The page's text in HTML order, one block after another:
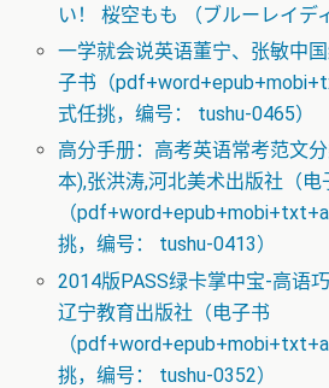
い！ 桜空もも （ブルーレイデ
一学就会说英语董宁、张敏中
子书（
式任挑，编号： tushu-0465）
高分手册：高考英语常考范文
本),张洪涛,河北美术出版社（电
（
挑，编号： tushu-0413）
2014版PASS绿卡掌中宝-高语
辽宁教育出版社（电子书
（
挑，编号： tushu-0352）